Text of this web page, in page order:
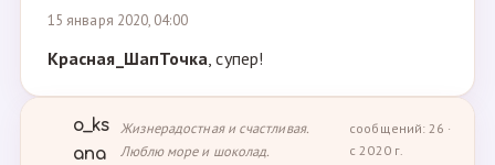
15 января 2020, 04:00
Красная_ШапТочка, супер!
o_ks
ana
Жизнерадостная и счастливая.
Люблю море и шоколад.
сообщений: 26 ·
с 2020 г.